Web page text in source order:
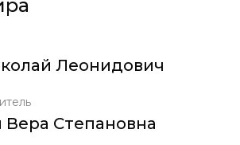
Леонидович
Степановна